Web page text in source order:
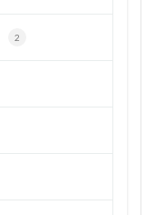
2